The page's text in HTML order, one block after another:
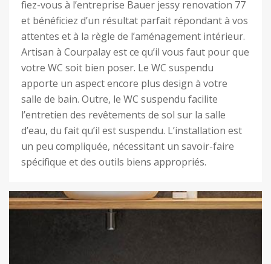
fiez-vous à l’entreprise Bauer jessy renovation 77
et bénéficiez d’un résultat parfait répondant à vos
attentes et à la règle de l’aménagement intérieur.
Artisan à Courpalay est ce qu’il vous faut pour que
votre WC soit bien poser. Le WC suspendu
apporte un aspect encore plus design à votre
salle de bain. Outre, le WC suspendu facilite
l’entretien des revêtements de sol sur la salle
d’eau, du fait qu’il est suspendu. L’installation est
un peu compliquée, nécessitant un savoir-faire
spécifique et des outils biens appropriés.